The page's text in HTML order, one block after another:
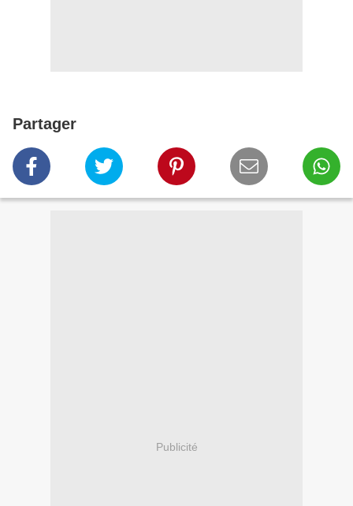
Partager
Publicité